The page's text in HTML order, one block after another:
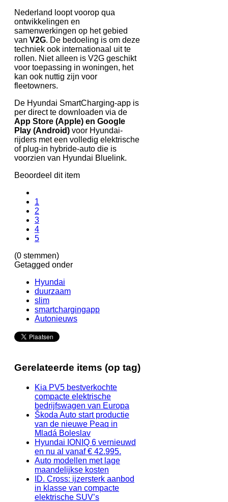
Nederland loopt voorop qua
ontwikkelingen en
samenwerkingen op het gebied
van V2G. De bedoeling is om deze
techniek ook internationaal uit te
rollen. Niet alleen is V2G geschikt
voor toepassing in woningen, het
kan ook nuttig zijn voor
fleetowners.
De Hyundai SmartCharging-app is
per direct te downloaden via de
App Store (Apple) en Google
Play (Android) voor Hyundai-
rijders met een volledig elektrische
of plug-in hybride-auto die is
voorzien van Hyundai Bluelink.
Beoordeel dit item
1
2
3
4
5
(0 stemmen)
Getagged onder
Hyundai
duurzaam
slim
smartchargingapp
Autonieuws
Gerelateerde items (op tag)
Kia PV5 bestverkochte
compacte elektrische
bedrijfswagen van Europa
Škoda Auto start productie
van de nieuwe Peaq in
Mladá Boleslav
Hyundai IONIQ 6 vernieuwd
en nu al vanaf € 42.995.
Auto modellen met lage
maandelijkse kosten
ID. Cross: ijzersterk aanbod
in klasse van compacte
elektrische SUV’s